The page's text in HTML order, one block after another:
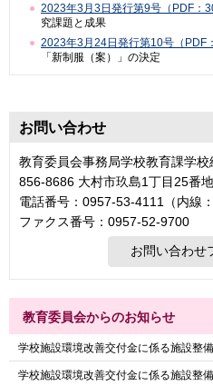
2023年3月3日発行第9号（PDF：
究課題と成果
2023年3月24日発行第10号（PDF
「新制服（案）」の決定
お問い合わせ
教育委員会事務局学校教育課学
856-8686 大村市玖島1丁目25番
電話番号：0957-53-4111（内線：
ファクス番号：0957-52-9700
教育委員会からのお知らせ
学校施設環境改善交付金に係る施設整
学校施設環境改善交付金に係る施設整